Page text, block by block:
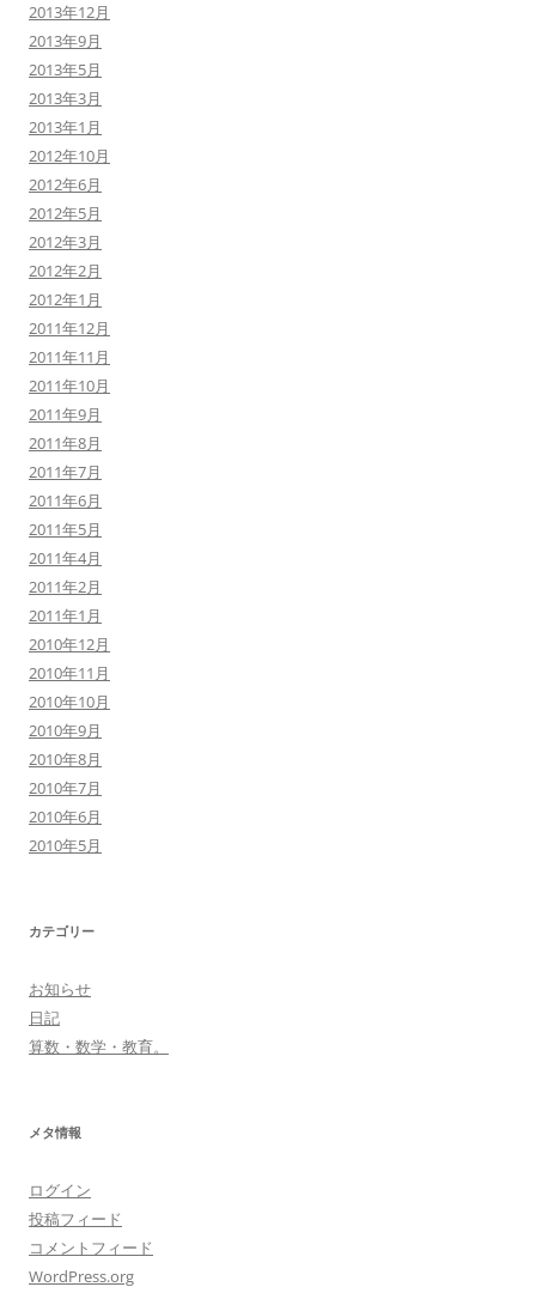
2013年12月
2013年9月
2013年5月
2013年3月
2013年1月
2012年10月
2012年6月
2012年5月
2012年3月
2012年2月
2012年1月
2011年12月
2011年11月
2011年10月
2011年9月
2011年8月
2011年7月
2011年6月
2011年5月
2011年4月
2011年2月
2011年1月
2010年12月
2010年11月
2010年10月
2010年9月
2010年8月
2010年7月
2010年6月
2010年5月
カテゴリー
お知らせ
日記
算数・数学・教育。
メタ情報
ログイン
投稿フィード
コメントフィード
WordPress.org